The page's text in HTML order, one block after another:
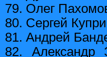
79. Олег
80. Сергей
81. Андрей
82. Александр